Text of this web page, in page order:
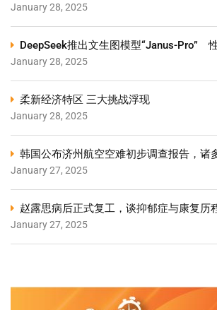
January 28, 2025
DeepSeek推出文生图模型“Janus-Pro”
January 28, 2025
柔新经济特区 三大挑战浮现
January 28, 2025
韩国公布济州航空空难初步调查报告，诸
January 27, 2025
赵露思病后正式复工，谈抑郁症与康复历
January 27, 2025